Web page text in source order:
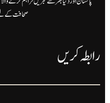
صحافت کے
رابطہ کریں